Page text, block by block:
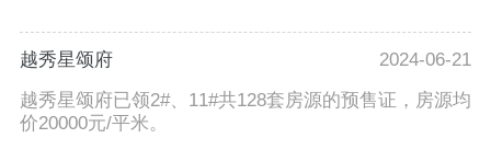
越秀星颂府
2024-06-21
越秀星颂府已领2#、11#共128套房源的预售证，房源均
价20000元/平米。